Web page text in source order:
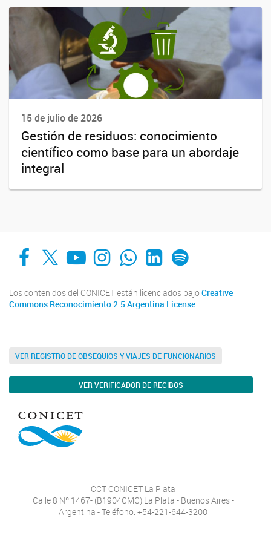
15 de julio de 2026
Gestión de residuos: conocimiento
científico como base para un abordaje
integral
Facebook
X YouTube
Instagram
Whats AppLinkedIn
Spotify
Los contenidos del CONICET están licenciados bajo Creative
Commons Reconocimiento 2.5 Argentina License
VER REGISTRO DE OBSEQUIOS Y VIAJES DE FUNCIONARIOS
VER VERIFICADOR DE RECIBOS
CCT CONICET La Plata
Calle 8 Nº 1467- (B1904CMC) La Plata - Buenos Aires -
Argentina - Teléfono: +54-221-644-3200